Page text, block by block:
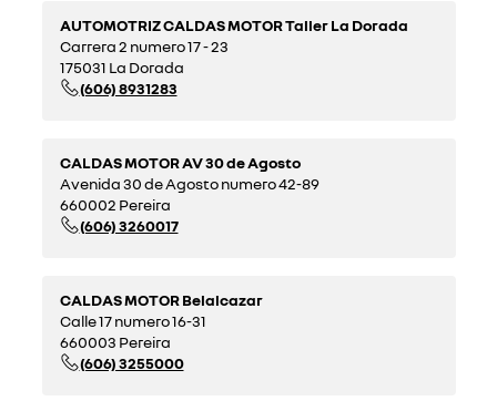
AUTOMOTRIZ CALDAS MOTOR Taller La Dorada
Carrera 2 numero 17 - 23
175031 La Dorada
(606) 8931283
CALDAS MOTOR AV 30 de Agosto
Avenida 30 de Agosto numero 42-89
660002 Pereira
(606) 3260017
CALDAS MOTOR Belalcazar
Calle 17 numero 16-31
660003 Pereira
(606) 3255000